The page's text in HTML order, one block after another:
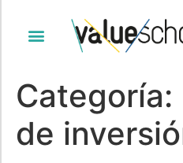
Categoría:
de